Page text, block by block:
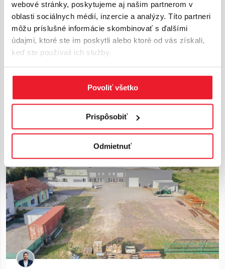
webové stránky, poskytujeme aj našim partnerom v
oblasti sociálnych médií, inzercie a analýzy. Títo partneri
môžu príslušné informácie skombinovať s ďalšími
údajmi, ktoré ste im poskytli alebo ktoré od vás získali,
keď ste používali ich služby.
Povoliť všetko
Prispôsobiť
Odmietnuť
Košice area
LAND KECHNEC
Area
Ask